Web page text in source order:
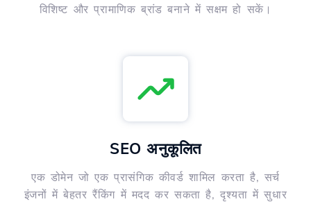
विशिष्ट और प्रामाणिक ब्रांड बनाने में सक्षम हो सकें।
SEO अनुकूलित
एक डोमेन जो एक प्रासंगिक कीवर्ड शामिल करता है, सर्च
इंजनों में बेहतर रैंकिंग में मदद कर सकता है, दृश्यता में सुधार